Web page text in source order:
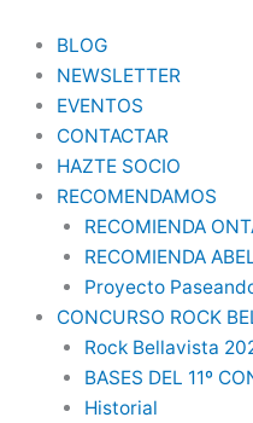
contenido
BLOG
NEWSLETTER
EVENTOS
CONTACTAR
HAZTE SOCIO
RECOMENDAMOS
RECOMIENDA
RECOMIENDA
Proyecto
CONCURSO ROCK
Rock Bellavista
BASES DEL 11º
Historial